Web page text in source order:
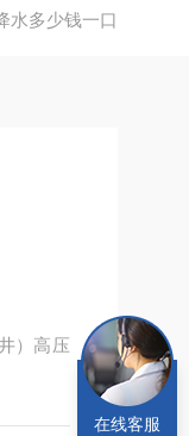
水多少钱一口
）高压
在线客服